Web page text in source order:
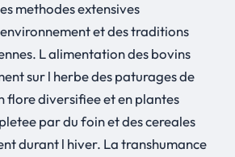
methodes extensives
et des traditions
L alimentation des bovins
sur l herbe des paturages de
flore diversifiee et en plantes
par du foin et des cereales
durant l hiver. La transhumance